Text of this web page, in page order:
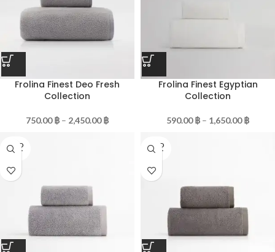
Frolina Finest Deo Fresh
Collection
750.00฿ – 2,450.00฿
Frolina Finest Egyptian
Collection
590.00฿ – 1,650.00฿
SOLD
OUT
SOLD
OUT